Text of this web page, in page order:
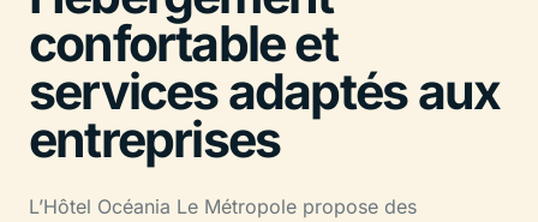
confortable et
services adaptés aux
entreprises
L’Hôtel Océania Le Métropole propose des